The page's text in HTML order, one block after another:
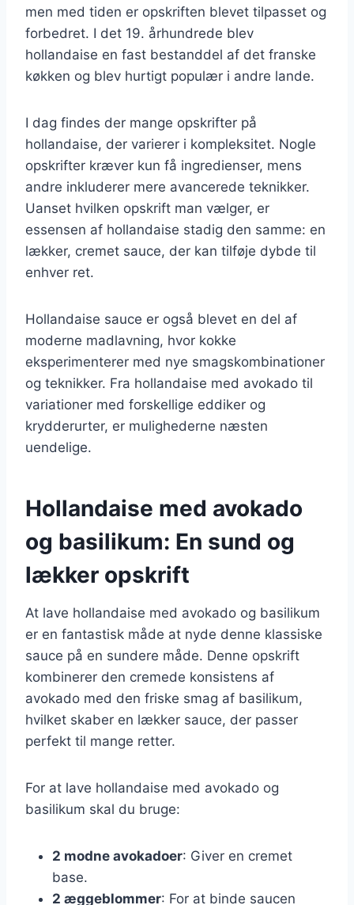
men med tiden er opskriften blevet tilpasset og
forbedret. I det 19. århundrede blev
hollandaise en fast bestanddel af det franske
køkken og blev hurtigt populær i andre lande.
I dag findes der mange opskrifter på
hollandaise, der varierer i kompleksitet. Nogle
opskrifter kræver kun få ingredienser, mens
andre inkluderer mere avancerede teknikker.
Uanset hvilken opskrift man vælger, er
essensen af hollandaise stadig den samme: en
lækker, cremet sauce, der kan tilføje dybde til
enhver ret.
Hollandaise sauce er også blevet en del af
moderne madlavning, hvor kokke
eksperimenterer med nye smagskombinationer
og teknikker. Fra hollandaise med avokado til
variationer med forskellige eddiker og
krydderurter, er mulighederne næsten
uendelige.
Hollandaise med avokado
og basilikum: En sund og
lækker opskrift
At lave hollandaise med avokado og basilikum
er en fantastisk måde at nyde denne klassiske
sauce på en sundere måde. Denne opskrift
kombinerer den cremede konsistens af
avokado med den friske smag af basilikum,
hvilket skaber en lækker sauce, der passer
perfekt til mange retter.
For at lave hollandaise med avokado og
basilikum skal du bruge:
2 modne avokadoer: Giver en cremet
base.
2 æggeblommer: For at binde saucen